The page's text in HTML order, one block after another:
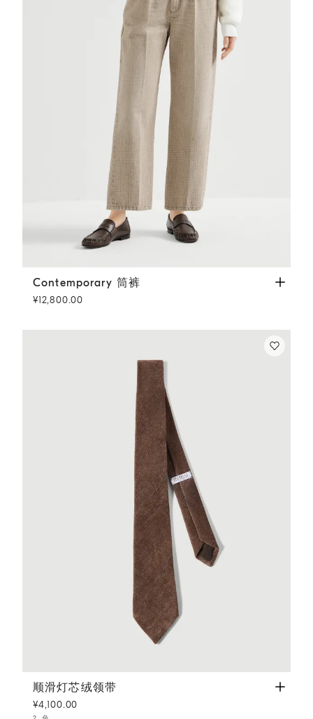
Contemporary 筒裤 砂黄
Contemporary 筒裤
¥12,800.00
顺滑灯芯绒领带 雪茄色
顺滑灯芯绒领带
¥4,100.00